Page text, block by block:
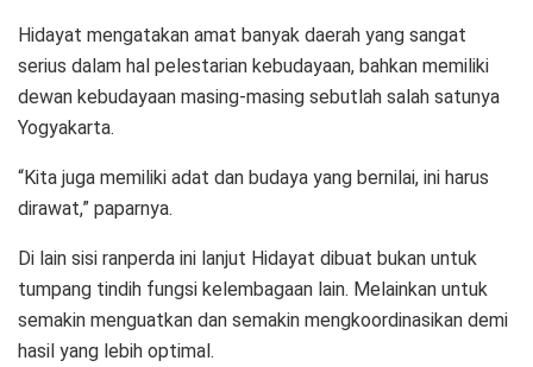
Hidayat mengatakan amat banyak daerah yang sangat
serius dalam hal pelestarian kebudayaan, bahkan memiliki
dewan kebudayaan masing-masing sebutlah salah satunya
Yogyakarta.
“Kita juga memiliki adat dan budaya yang bernilai, ini harus
dirawat,” paparnya.
Di lain sisi ranperda ini lanjut Hidayat dibuat bukan untuk
tumpang tindih fungsi kelembagaan lain. Melainkan untuk
semakin menguatkan dan semakin mengkoordinasikan demi
hasil yang lebih optimal.